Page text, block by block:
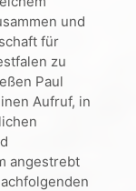
und
für
zu
Paul
Aufruf, in
angestrebt